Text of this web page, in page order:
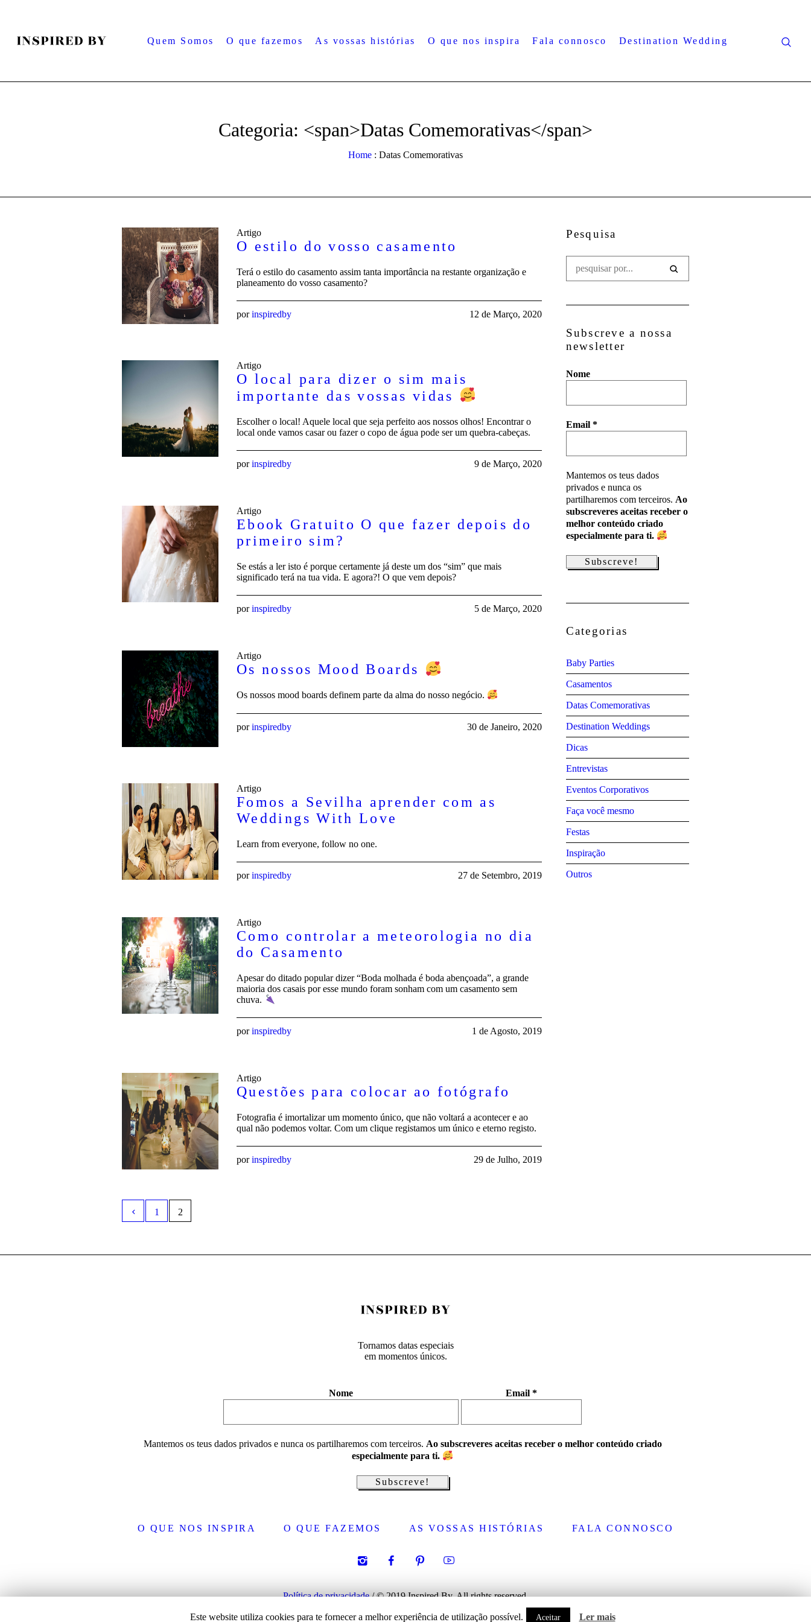
Quem Somos O que fazemos As vossas histórias O que nos inspira Fala connosco Destination Wedding
Categoria: <span>Datas Comemorativas</span>
Home : Datas Comemorativas
Artigo
O estilo do vosso casamento
Terá o estilo do casamento assim tanta importância na restante organização e
planeamento do vosso casamento?
12 de Março, 2020
porinspiredby
Artigo
O local para dizer o sim mais
importante das vossas vidas
Escolher o local! Aquele local que seja perfeito aos nossos olhos! Encontrar o
local onde vamos casar ou fazer o copo de água pode ser um quebra-cabeças.
9 de Março, 2020
porinspiredby
Artigo
Ebook Gratuito O que fazer depois do
primeiro sim?
Se estás a ler isto é porque certamente já deste um dos “sim” que mais
significado terá na tua vida. E agora?! O que vem depois?
5 de Março, 2020
porinspiredby
Artigo
Os nossos Mood Boards
Os nossos mood boards definem parte da alma do nosso negócio.
30 de Janeiro, 2020
porinspiredby
Artigo
Fomos a Sevilha aprender com as
Weddings With Love
Learn from everyone, follow no one.
27 de Setembro, 2019
porinspiredby
Artigo
Como controlar a meteorologia no dia
do Casamento
Apesar do ditado popular dizer “Boda molhada é boda abençoada”, a grande
maioria dos casais por esse mundo foram sonham com um casamento sem
chuva.
1 de Agosto, 2019
porinspiredby
Artigo
Questões para colocar ao fotógrafo
Fotografia é imortalizar um momento único, que não voltará a acontecer e ao
qual não podemos voltar. Com um clique registamos um único e eterno registo.
29 de Julho, 2019
porinspiredby
1 2
Pesquisa
Subscreve a nossa
newsletter
Nome
Email *
Mantemos os teus dados
privados e nunca os
partilharemos com terceiros. Ao
subscreveres aceitas receber o
melhor conteúdo criado
especialmente para ti.
Categorias
Baby Parties
Casamentos
Datas Comemorativas
Destination Weddings
Dicas
Entrevistas
Eventos Corporativos
Faça você mesmo
Festas
Inspiração
Outros
Tornamos datas especiais
em momentos únicos.
Nome Email *
Mantemos os teus dados privados e nunca os partilharemos com terceiros. Ao subscreveres aceitas receber o melhor conteúdo criado
especialmente para ti.
O QUE NOS INSPIRA O QUE FAZEMOS AS VOSSAS HISTÓRIAS FALA CONNOSCO
Política de privacidade/ © 2019 Inspired By. All rights reserved.
Este website utiliza cookies para te fornecer a melhor experiência de utilização possível. Aceitar Ler mais